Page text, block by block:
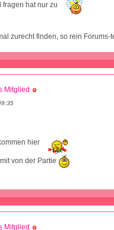
fragen hat nur zu
zurecht finden, so rein Forums-
Mitglied
hier
von der Partie
Mitglied